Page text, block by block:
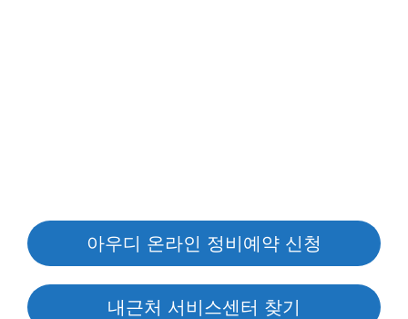
아우디 온라인 정비예약 신청
내근처 서비스센터 찾기